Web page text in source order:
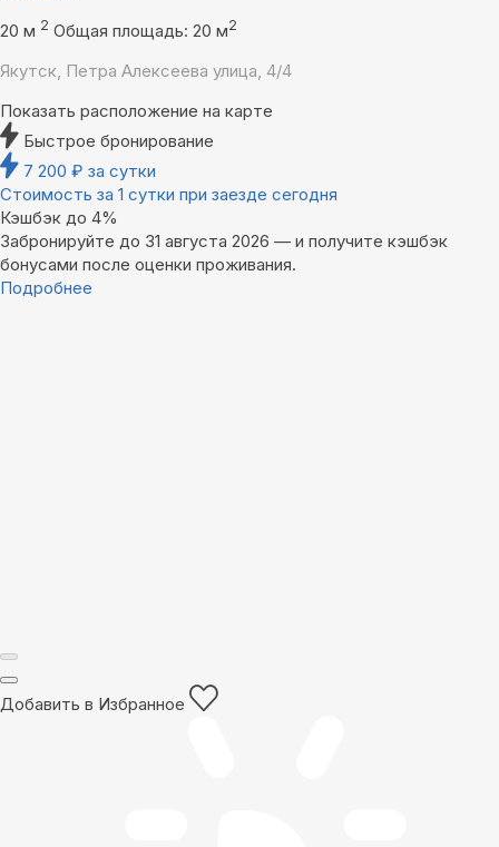
20 м 2 Общая площадь: 20 м2
Якутск, Петра Алексеева улица, 4/4
Показать расположение на карте
Быстрое бронирование
7 200 ₽ за сутки
Стоимость за 1 сутки при заезде сегодня
Кэшбэк до 4%
Забронируйте до 31 августа 2026 — и получите кэшбэк
бонусами после оценки проживания.
Подробнее
Добавить в Избранное